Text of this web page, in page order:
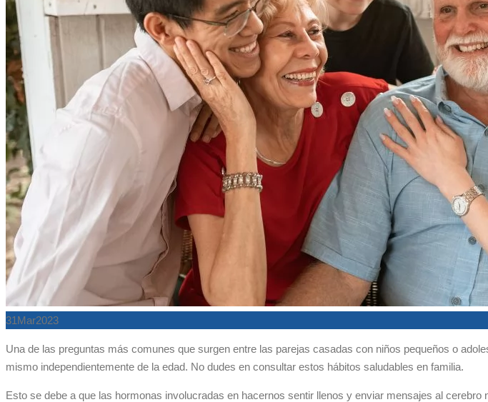
31 Mar2023
Una de las preguntas más comunes que surgen entre las parejas casadas con niños pequeños o
mismo independientemente de la edad. No dudes en consultar estos hábitos saludables en familia.
Esto se debe a que las hormonas involucradas en hacernos sentir llenos y enviar mensajes al